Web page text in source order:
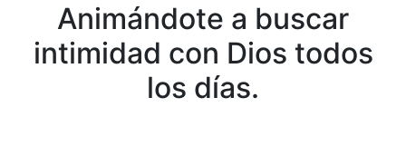
Animándote a buscar
intimidad con Dios todos
los días.